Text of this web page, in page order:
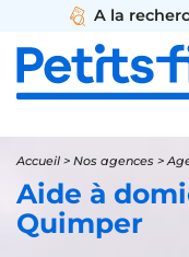
A la
Accueil > Nos agences >
Aide à
Quimper